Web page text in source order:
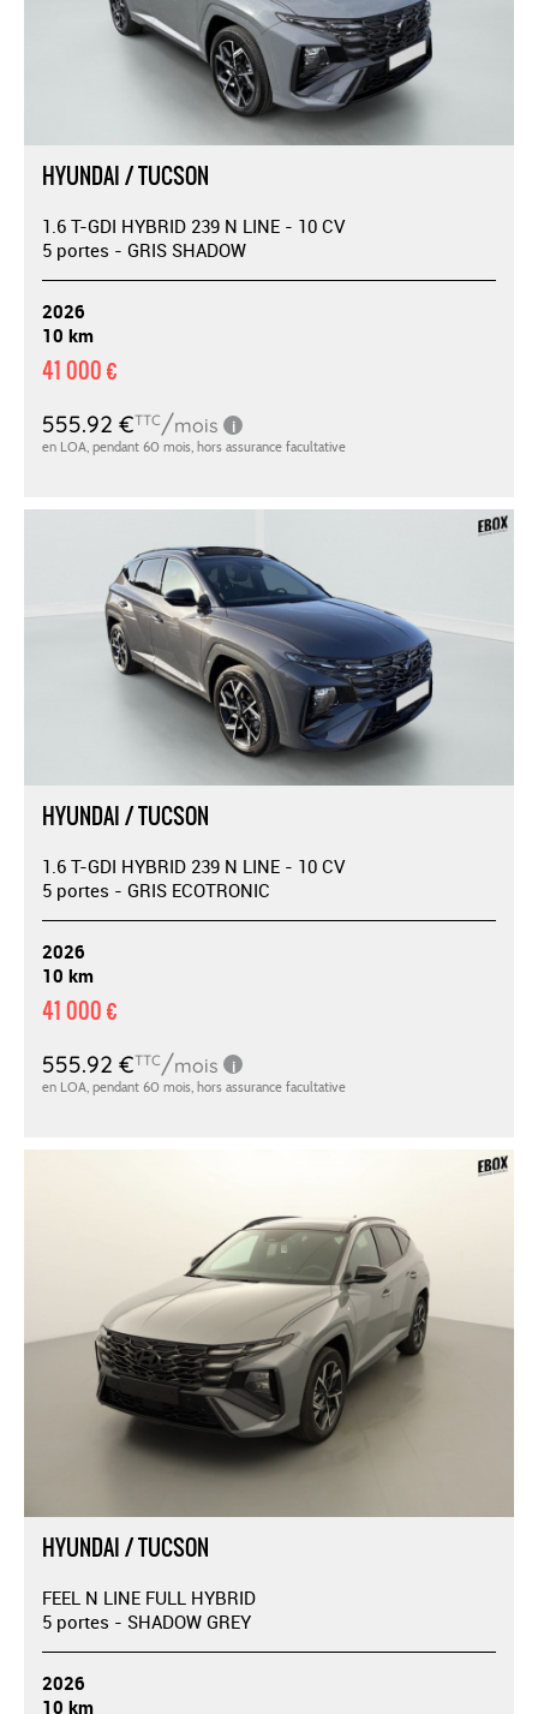
HYUNDAI / TUCSON
1.6 T-GDI HYBRID 239 N LINE - 10 CV
5 portes - GRIS SHADOW
2026
10 km
41 000 €
HYUNDAI / TUCSON
1.6 T-GDI HYBRID 239 N LINE - 10 CV
5 portes - GRIS ECOTRONIC
2026
10 km
41 000 €
HYUNDAI / TUCSON
FEEL N LINE FULL HYBRID
5 portes - SHADOW GREY
2026
10 km